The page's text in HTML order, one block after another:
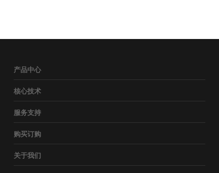
产品中心
核心技术
服务支持
购买订购
关于我们